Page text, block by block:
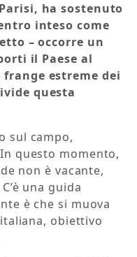
ha sostenuto
inteso come
– occorre un
il Paese al
estreme dei
questa
sul campo,
questo momento,
non è vacante,
una guida
è che si muova
obiettivo